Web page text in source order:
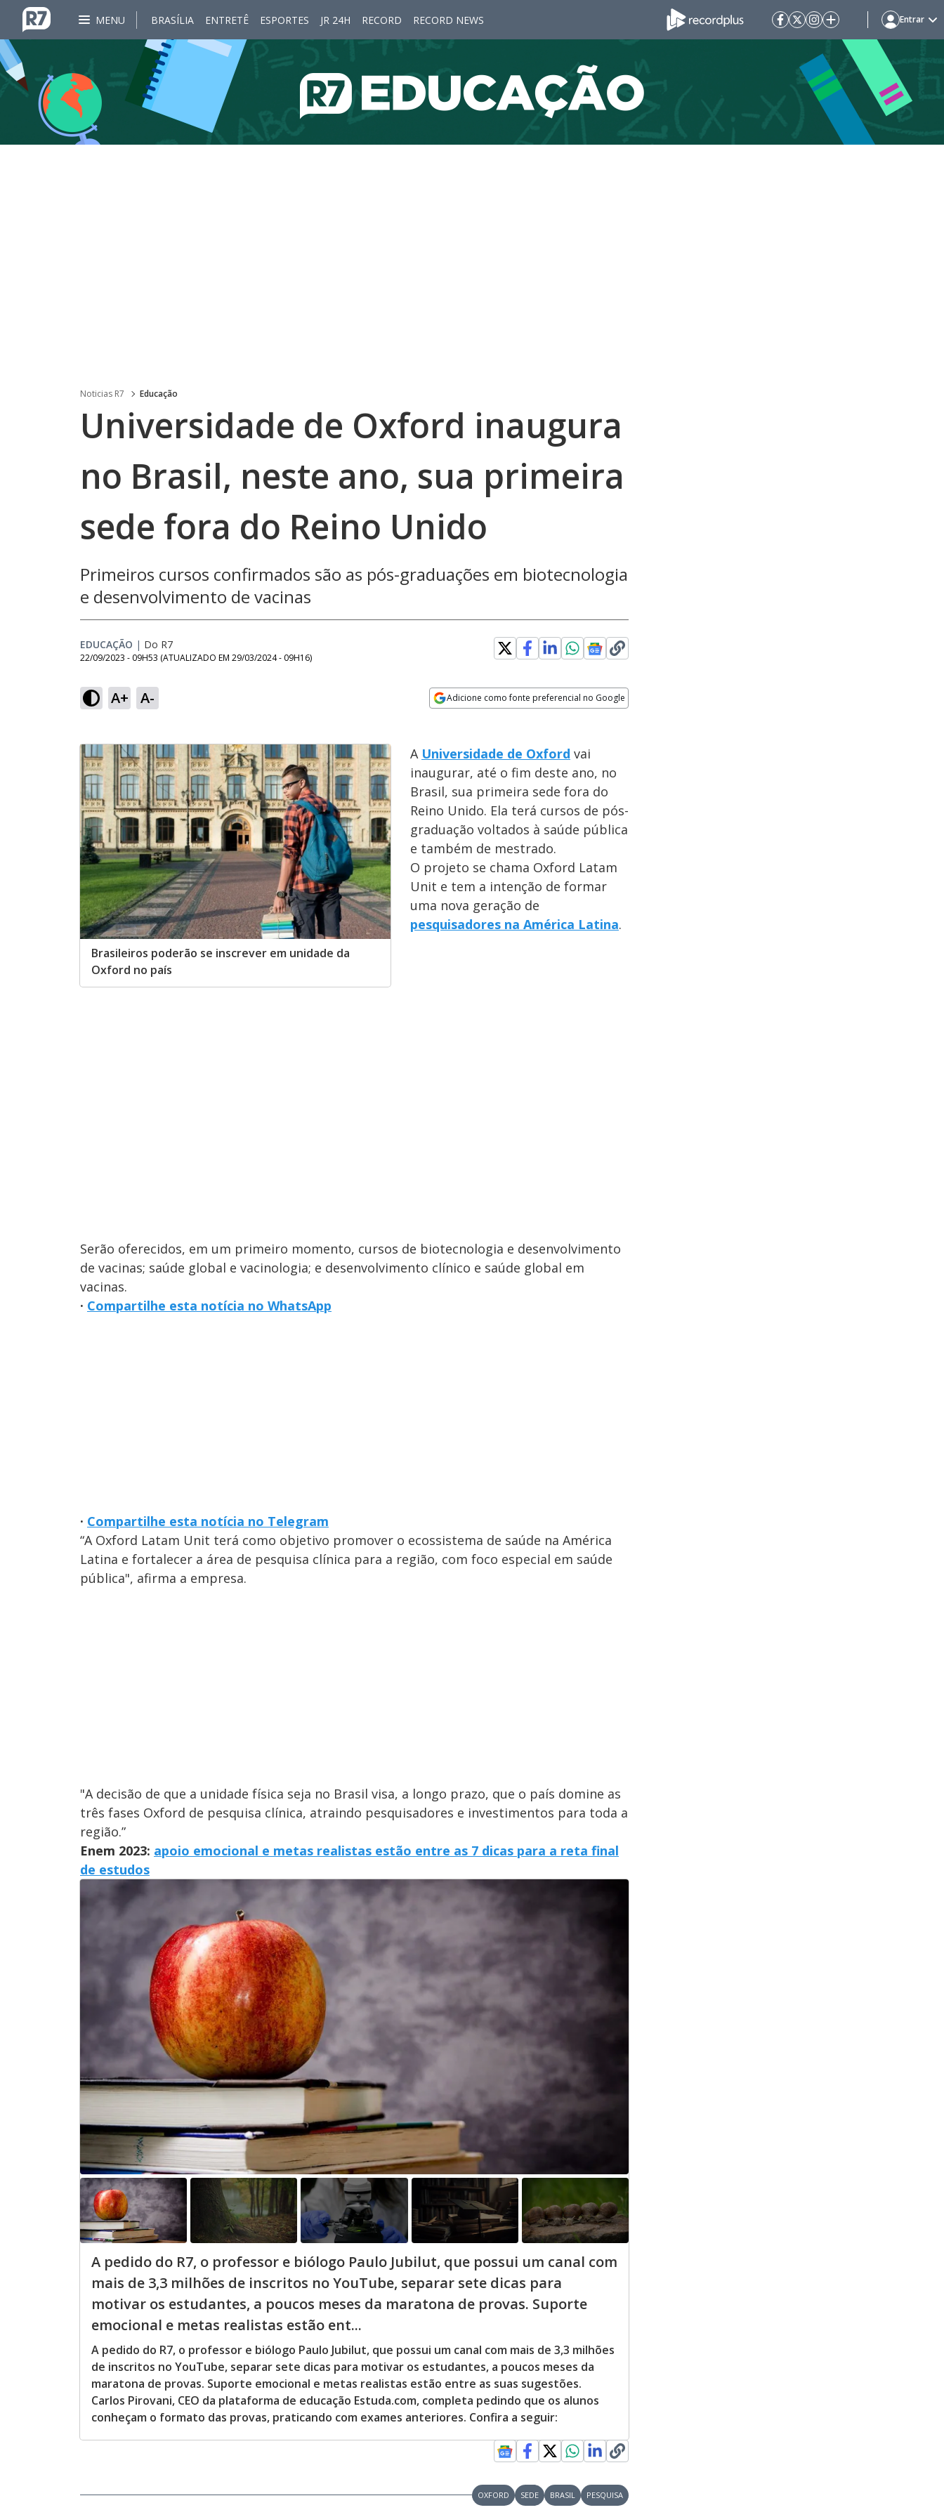
MENU BRASÍLIA ENTRETÊ ESPORTES JR 24H RECORD RECORD NEWS Entrar
Noticias R7 Educação
Universidade de Oxford inaugura
no Brasil, neste ano, sua primeira
sede fora do Reino Unido
Primeiros cursos confirmados são as pós-graduações em biotecnologia
e desenvolvimento de vacinas
EDUCAÇÃO | Do R7
22/09/2023 - 09H53 (ATUALIZADO EM 29/03/2024 - 09H16)
A+ A- Adicione como fonte preferencial no Google
Brasileiros poderão se inscrever em unidade da
Oxford no país
A Universidade de Oxford vai
inaugurar, até o fim deste ano, no
Brasil, sua primeira sede fora do
Reino Unido. Ela terá cursos de pós-
graduação voltados à saúde pública
e também de mestrado.
O projeto se chama Oxford Latam
Unit e tem a intenção de formar
uma nova geração de
pesquisadores na América Latina.
Serão oferecidos, em um primeiro momento, cursos de biotecnologia e desenvolvimento
de vacinas; saúde global e vacinologia; e desenvolvimento clínico e saúde global em
vacinas.
· Compartilhe esta notícia no WhatsApp
· Compartilhe esta notícia no Telegram
“A Oxford Latam Unit terá como objetivo promover o ecossistema de saúde na América
Latina e fortalecer a área de pesquisa clínica para a região, com foco especial em saúde
pública", afirma a empresa.
"A decisão de que a unidade física seja no Brasil visa, a longo prazo, que o país domine as
três fases Oxford de pesquisa clínica, atraindo pesquisadores e investimentos para toda a
região.”
Enem 2023: apoio emocional e metas realistas estão entre as 7 dicas para a reta final
de estudos
A pedido do R7, o professor e biólogo Paulo Jubilut, que possui um canal com
mais de 3,3 milhões de inscritos no YouTube, separar sete dicas para
motivar os estudantes, a poucos meses da maratona de provas. Suporte
emocional e metas realistas estão ent...
A pedido do R7, o professor e biólogo Paulo Jubilut, que possui um canal com mais de 3,3 milhões
de inscritos no YouTube, separar sete dicas para motivar os estudantes, a poucos meses da
maratona de provas. Suporte emocional e metas realistas estão entre as suas sugestões.
Carlos Pirovani, CEO da plataforma de educação Estuda.com, completa pedindo que os alunos
conheçam o formato das provas, praticando com exames anteriores. Confira a seguir:
OXFORD SEDE BRASIL PESQUISA